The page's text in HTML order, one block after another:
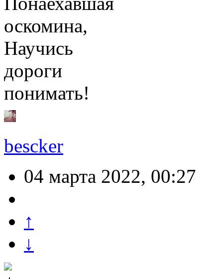
оскомина,
Научись
дороги
понимать!
bescker
04 марта 2022, 00:27
↑
↓